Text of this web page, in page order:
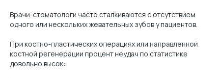
Врачи-стоматологи часто сталкиваются с отсутствием
одного или нескольких жевательных зубов у пациентов.
При костно-пластических операциях или направленной
костной регенерации процент неудач по статистике
довольно высок: